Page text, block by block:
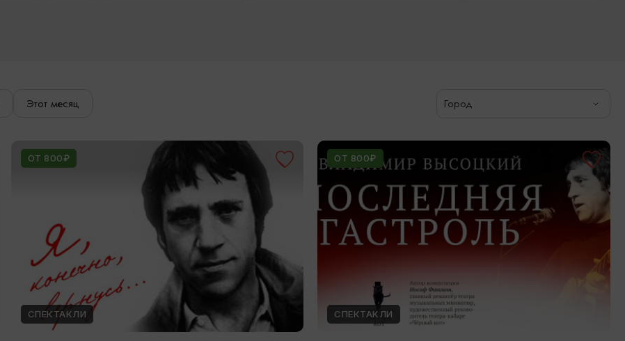
Этот месяц Город
ОТ 800₽
СПЕКТАКЛИ
ОТ 800₽
СПЕКТАКЛИ